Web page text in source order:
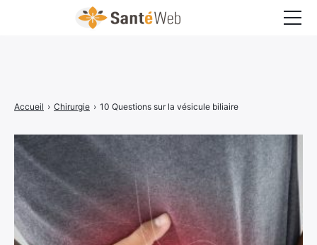
Accueil › Chirurgie › 10 Questions sur la vésicule biliaire
Chirurgie
Grossesse
Maladies
Médecine
Psychologie